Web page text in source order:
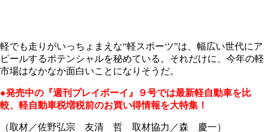
軽でも走りがいっちょまえな“軽スポーツ”は、幅広い世代にア
ピールするポテンシャルを秘めている。それだけに、今年の軽
市場はなかなか面白いことになりそうだ。
●発売中の『週刊プレイボーイ』９号では最新軽自動車を比
較、軽自動車税増税前のお買い得情報を大特集！
（取材／佐野弘宗 友清 哲 取材協力／森 慶一）